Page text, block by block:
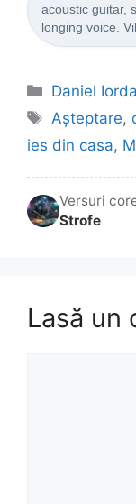
acoustic guitar,
longing voice.
Categorii
Daniel
Etichete
Așteptare,
ies din casa,
Versuri
Strofe
Lasă un